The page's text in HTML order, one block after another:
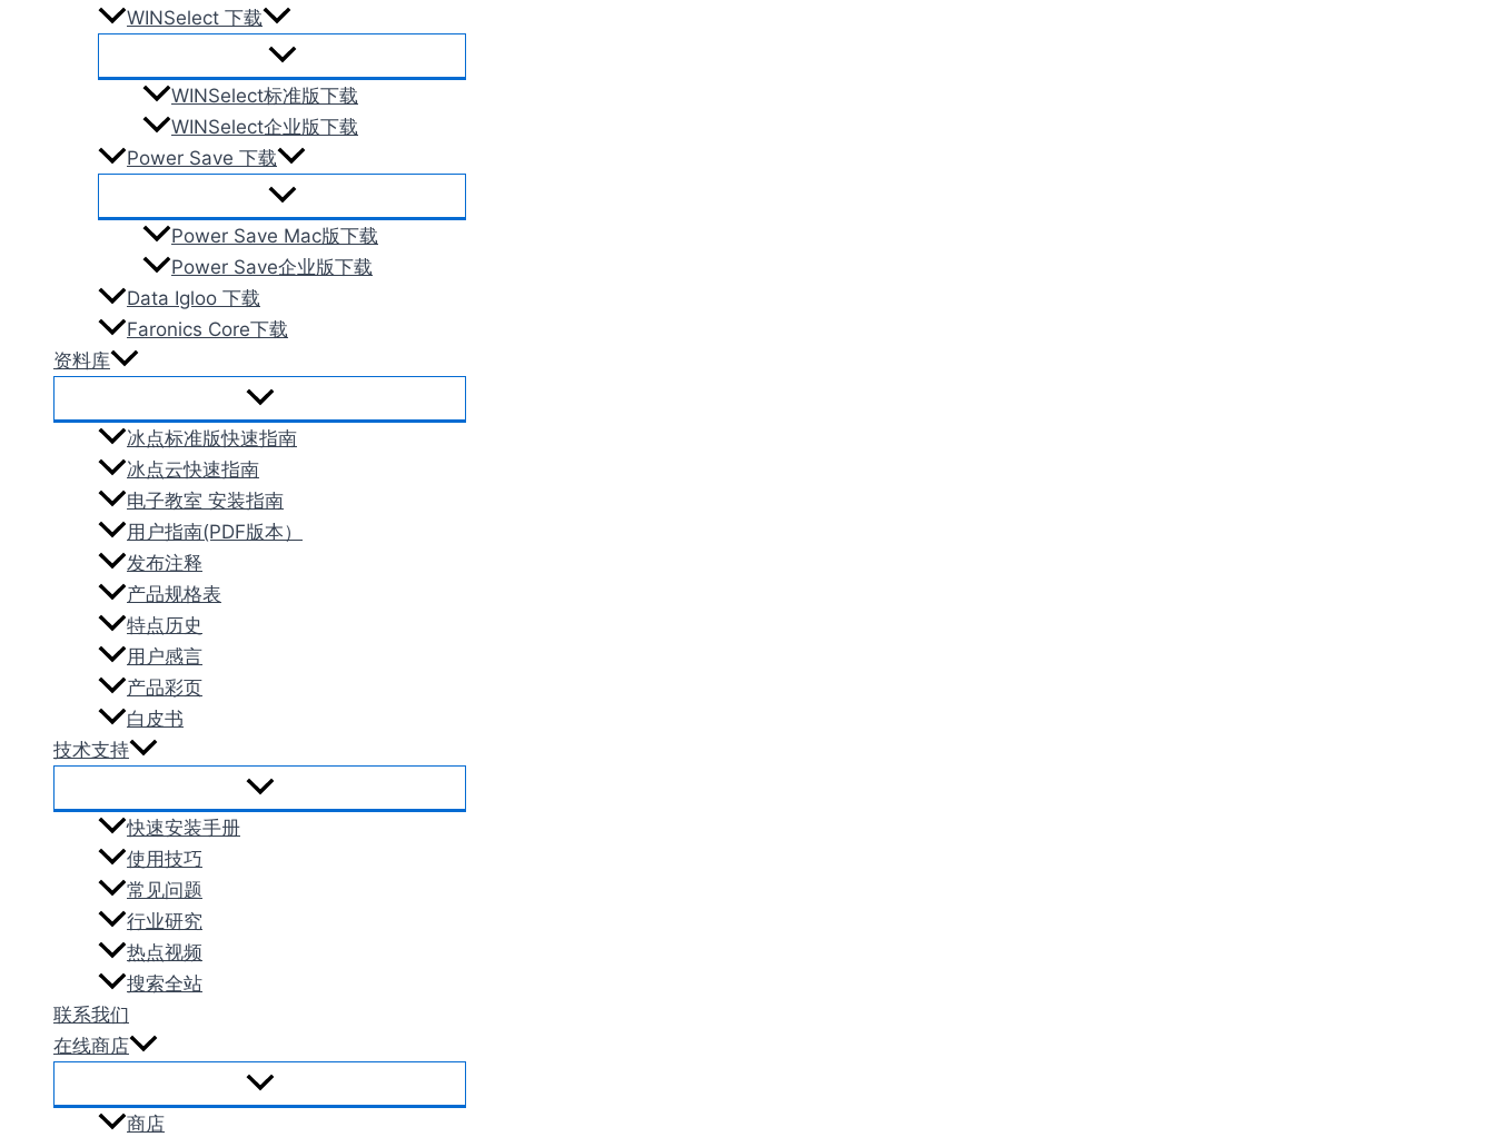
WINSelect 下载
WINSelect标准版下载
WINSelect企业版下载
Power Save 下载
Power Save Mac版下载
Power Save企业版下载
Data Igloo 下载
Faronics Core下载
资料库
冰点标准版快速指南
冰点云快速指南
电子教室 安装指南
用户指南(PDF版本）
发布注释
产品规格表
特点历史
用户感言
产品彩页
白皮书
技术支持
快速安装手册
使用技巧
常见问题
行业研究
热点视频
搜索全站
联系我们
在线商店
商店